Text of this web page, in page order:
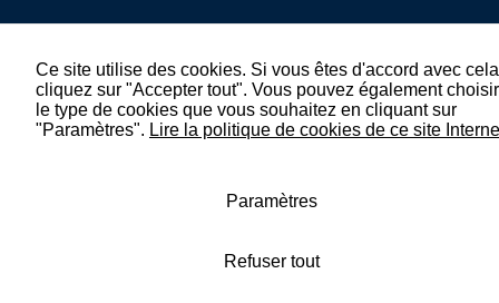
Ce site utilise des cookies. Si vous êtes d'accord avec
cliquez sur "Accepter tout". Vous pouvez également choisir
le type de cookies que vous souhaitez en cliquant sur
"Paramètres". Lire la politique de cookies de ce site
Paramètres
Refuser tout